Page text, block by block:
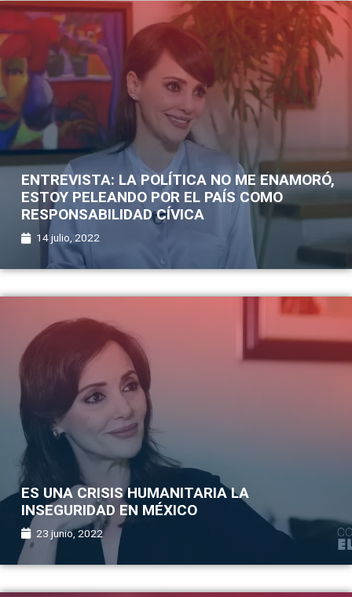
ENTREVISTA: LA POLÍTICA NO ME ENAMORÓ,
ESTOY PELEANDO POR EL PAÍS COMO
RESPONSABILIDAD CÍVICA
14 julio, 2022
ES UNA CRISIS HUMANITARIA LA
INSEGURIDAD EN MÉXICO
23 junio, 2022